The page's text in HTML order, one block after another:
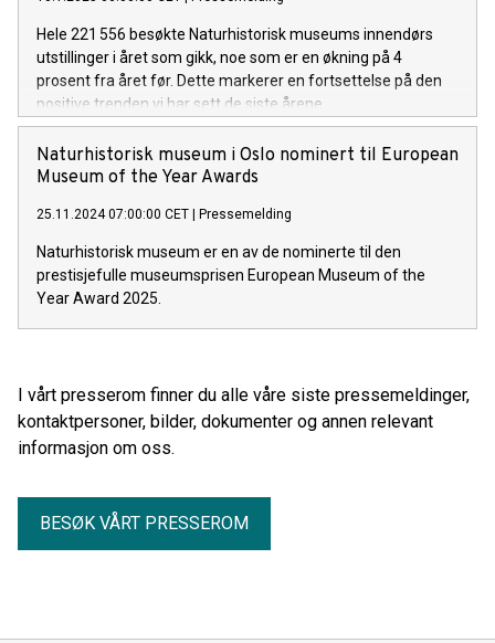
Hele 221 556 besøkte Naturhistorisk museums innendørs
utstillinger i året som gikk, noe som er en økning på 4
prosent fra året før. Dette markerer en fortsettelse på den
positive trenden vi har sett de siste årene.
Naturhistorisk museum i Oslo nominert til European
Museum of the Year Awards
25.11.2024 07:00:00 CET Pressemelding
Naturhistorisk museum er en av de nominerte til den
prestisjefulle museumsprisen European Museum of the
Year Award 2025.
I vårt presserom finner du alle våre siste pressemeldinger,
kontaktpersoner, bilder, dokumenter og annen relevant
informasjon om oss.
BESØK VÅRT PRESSEROM